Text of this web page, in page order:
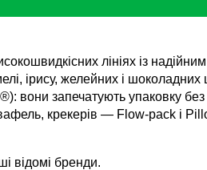
лініях із
ірису, желейних і
запечатують упаковку
крекерів — Flow-pack і
відомі бренди.